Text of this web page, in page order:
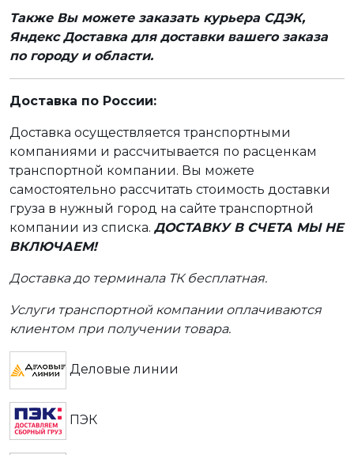
Также Вы можете заказать курьера СДЭК,
Яндекс Доставка для доставки вашего заказа
по городу и области.
Доставка по России:
Доставка осуществляется транспортными
компаниями и рассчитывается по расценкам
транспортной компании. Вы можете
самостоятельно рассчитать стоимость доставки
груза в нужный город на сайте транспортной
компании из списка. ДОСТАВКУ В СЧЕТА МЫ НЕ
ВКЛЮЧАЕМ!
Доставка до терминала ТК бесплатная.
Услуги транспортной компании оплачиваются
клиентом при получении товара.
Деловые линии
ПЭК